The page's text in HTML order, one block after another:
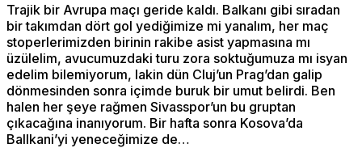
Trajik bir Avrupa maçı geride kaldı. Balkanı gibi sıradan
bir takımdan dört gol yediğimize mi yanalım, her maç
stoperlerimizden birinin rakibe asist yapmasına mı
üzülelim, avucumuzdaki turu zora soktuğumuza mı isyan
edelim bilemiyorum, lakin dün Cluj’un Prag’dan galip
dönmesinden sonra içimde buruk bir umut belirdi. Ben
halen her şeye rağmen Sivasspor’un bu gruptan
çıkacağına inanıyorum. Bir hafta sonra Kosova’da
Ballkani’yi yeneceğimize de…